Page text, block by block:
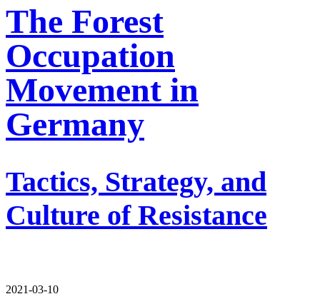
The Forest
Occupation
Movement in
Germany
Tactics, Strategy, and
Culture of Resistance
2021-03-10